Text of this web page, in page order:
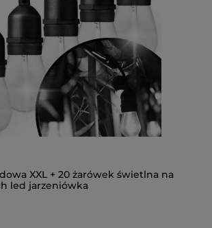
XXL + 20 żarówek świetlna na
led jarzeniówka